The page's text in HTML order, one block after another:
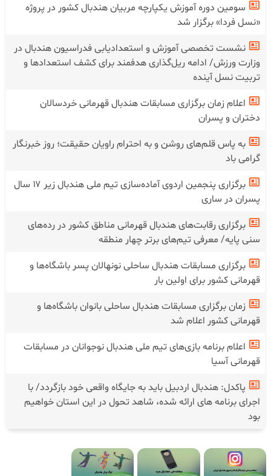
سومین دوره آموزش یکپارچه مربیان هندبال کشور در پروژه
«نسل فردا» برگزار شد
نشست تخصصی آموزش و استعدادیابی فدراسیون هندبال در
وزارت ورزش/ ادامه ریل‌گذاری هدفمند برای کشف استعدادها و
تربیت نسل آینده
اعلام زمان برگزاری مسابقات هندبال قهرمانی خردسالان
دختران و پسران
به پاس قلم‌های روشن و به احترام راویان حقیقت؛ روز خبرنگار
گرامی باد
برگزاری پنجمین اردوی آماده‌سازی تیم ملی هندبال زیر ۱۷ سال
پسران در ساری
برگزاری رقابت‌های هندبال قهرمانی مناطق کشور در رده‌های
سنی پایه/ معرفی تیم‌های برتر چهار منطقه
برگزاری مسابقات هندبال ساحلی نونهالان پسر باشگاه‌ها و
قهرمانی کشور برای اولین بار
زمان برگزاری مسابقات هندبال ساحلی بانوان باشگاه‌ها و
قهرمانی کشور اعلام شد
اعلام برنامه بازی‌های تیم ملی هندبال نوجوانان در مسابقات
قهرمانی آسیا
پاکدل: هندبال اردبیل باید به جایگاه واقعی خود بازگردد/ با
اجرای برنامه های ارائه شده، شاهد تحول در این استان خواهیم
بود